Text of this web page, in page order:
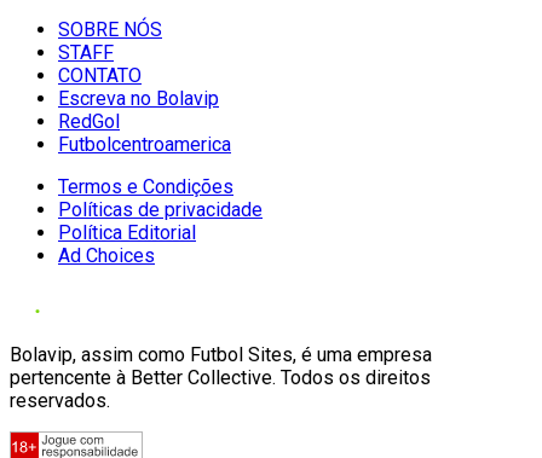
SOBRE NÓS
STAFF
CONTATO
Escreva no Bolavip
RedGol
Futbolcentroamerica
Termos e Condições
Políticas de privacidade
Política Editorial
Ad Choices
Bolavip, assim como Futbol Sites, é uma empresa
pertencente à Better Collective. Todos os direitos
reservados.